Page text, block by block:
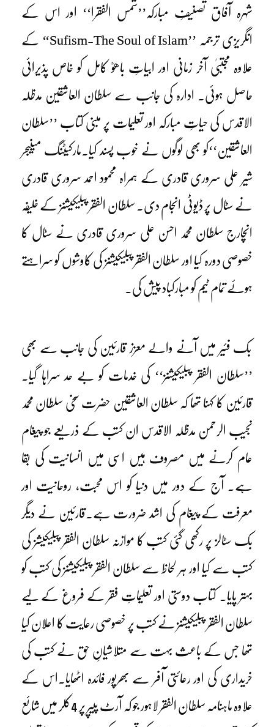
شہرہ آفاق تصنیفِ مبارکہ’’شمس الفقرا‘‘ اور اس کے
انگریزی ترجمہ ’’Sufism-The Soul of Islam‘‘ کے
علاوہ مجتبیٰ آخر زمانی اور ابیاتِ باھوؒ کامل کو خاص پذیرائی
حاصل ہوئی۔ ادارہ کی جانب سے سلطان العاشقین مدظلہ
الاقدس کی حیاتِ مبارکہ اور تعلیمات پر مبنی کتاب ’’سلطان
العاشقین‘‘کو بھی لوگوں نے خوب پسند کیا۔مارکیٹنگ مینیجر
شیر علی سروری قادری کے ہمراہ محمود احمد سروری قادری
نے سٹال پر ڈیوٹی انجام دی۔ سلطان الفقر پبلیکیشنز کے خلیفہ
انچارج سلطان محمد احسن علی سروری قادری نے سٹال کا
خصوصی دورہ کیا اور سلطان الفقر پبلیکیشنز کی کاوشوں کو سراہتے
ہوئے تمام ٹیم کو مبارکباد پیش کی۔
بک فئیر میں آنے والے معزز قارئین کی جانب سے بھی
’’سلطان الفقر پبلیکیشنز‘‘ کی خدمات کو بے حد سراہا گیا۔
قارئین کا کہنا تھا کہ سلطان العاشقین حضرت سخی سلطان محمد
نجیب الرحمن مدظلہ الاقدس ان کتب کے ذریعے جو پیغام
عام کرنے میں مصروف ہیں اسی میں انسانیت کی بقا
ہے۔ آج کے دور میں دنیا کو اس محبت، روحانیت اور
معرفت کے پیغام کی اشد ضرورت ہے۔قارئین نے دیگر
بک سٹالز پر رکھی گئی کتب کا موازنہ سلطان الفقر پبلیکیشز کی
کتب سے کیا اور ہر لحاظ سے سلطان الفقر پبلیکیشنز کی کتب کو
بہتر پایا۔ کتاب دوستی اور تعلیماتِ فقر کے فروغ کے لیے
سلطان الفقر پبلیکیشنز نے کتب پر خصوصی رعایت کا اعلان کیا
تھا جس کے باعث بہت سے متلاشیانِ حق نے کتب کی
خریداری کی اور رعائتی آفر سے بھرپور فائدہ اٹھایا۔اس کے
علاوہ ماہنامہ سلطان الفقر لاہور جو کہ آرٹ پیپر پر 4کلر میں شائع